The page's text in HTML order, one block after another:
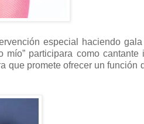
especial haciendo
mío” participara como
que promete ofrecer un función